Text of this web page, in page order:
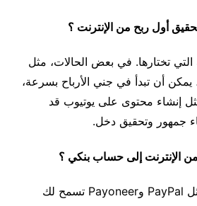
أول ربح من الإنترنت ؟
تختارها. في بعض الحالات، مثل
يمكن أن تبدأ في جني الأرباح بسرعة،
إنشاء محتوى على يوتيوب قد
جمهور وتحقيق دخل.
الإنترنت إلى حساب بنكي ؟
نعم، معظم المنصات مثل PayPal وPayoneer تسمح لك